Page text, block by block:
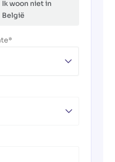
Ik woon niet in
België